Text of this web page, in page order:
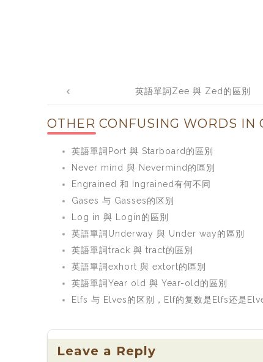
navigation英語單詞Zee 與 Zed的區別
OTHER CONFUSING WORDS IN
英語單詞Port 與 Starboard的區別
Never mind 與 Nevermind的區別
Engrained 和 Ingrained有何不同
Gases 与 Gasses的区别
Log in 與 Login的區別
英語單詞Underway 與 Under way的區別
英語單詞track 與 tract的區別
英語單詞exhort 與 extort的區別
英語單詞Year old 與 Year-old的區別
Elfs 与 Elves的区别，Elf的复数是Elfs还是
Leave a Reply